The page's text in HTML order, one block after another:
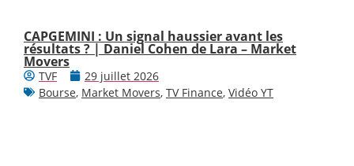
CAPGEMINI : Un signal haussier avant les
résultats ? | Daniel Cohen de Lara – Market
Movers
TVF
29 juillet 2026
Bourse, Market Movers, TV Finance, Vidéo YT